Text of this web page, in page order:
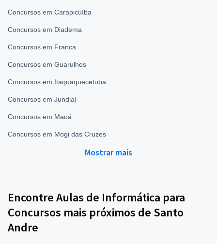
Concursos em Carapicuíba
Concursos em Diadema
Concursos em Franca
Concursos em Guarulhos
Concursos em Itaquaquecetuba
Concursos em Jundiaí
Concursos em Mauá
Concursos em Mogi das Cruzes
Mostrar mais
Encontre Aulas de Informática para
Concursos mais próximos de Santo
Andre